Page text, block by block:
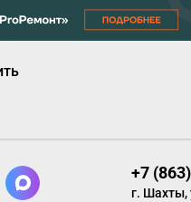
+7
г. Шахты,